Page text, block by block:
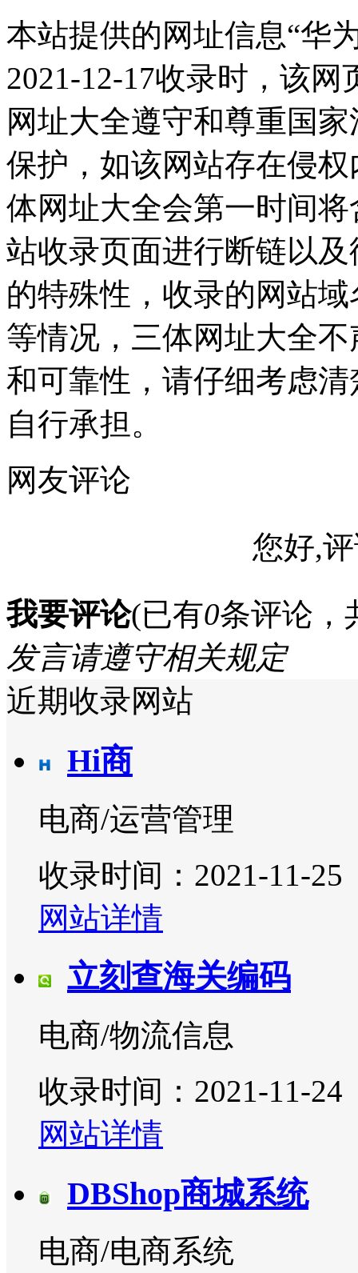
本站提供的网址信息“华
2021-12-17收录时，该
网址大全遵守和尊重国
保护，如该网站存在侵
体网址大全会第一时间
站收录页面进行断链以
的特殊性，收录的网站
等情况，三体网址大全
和可靠性，请仔细考虑
自行承担。
网友评论
您好,
我要评论(已有0条评论，
发言请遵守相关规定
近期收录网站
Hi商
电商/运营管理
收录时间：2021-11-25
网站详情
立刻查海关编码
电商/物流信息
收录时间：2021-11-24
网站详情
DBShop商城系统
电商/电商系统